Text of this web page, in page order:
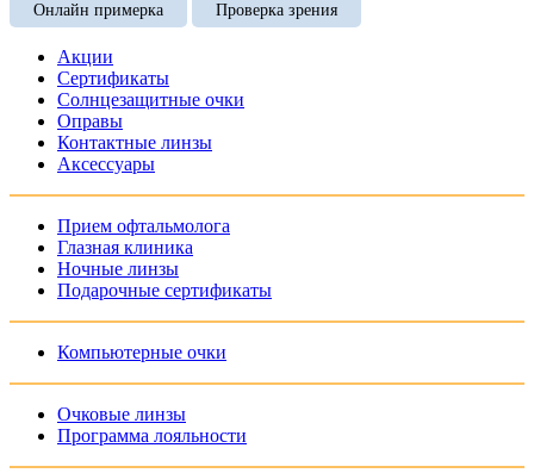
Онлайн примерка Проверка зрения
Акции
Сертификаты
Солнцезащитные очки
Оправы
Контактные линзы
Аксессуары
Прием офтальмолога
Глазная клиника
Ночные линзы
Подарочные сертификаты
Компьютерные очки
Очковые линзы
Программа лояльности